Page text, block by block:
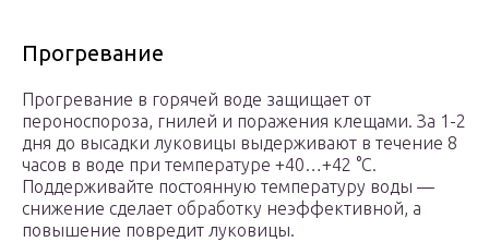
Прогревание
Прогревание в горячей воде защищает от
пероноспороза, гнилей и поражения клещами. За 1-2
дня до высадки луковицы выдерживают в течение 8
часов в воде при температуре +40…+42 °С.
Поддерживайте постоянную температуру воды —
снижение сделает обработку неэффективной, а
повышение повредит луковицы.